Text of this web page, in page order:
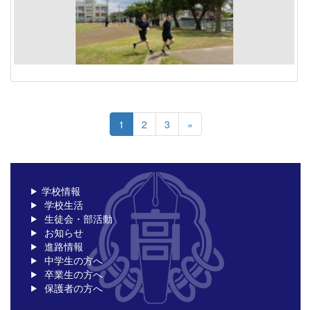
1 2 3 »
学校情報
学校生活
生徒会・部活動
お知らせ
進路情報
中学生の方へ
卒業生の方へ
保護者の方へ